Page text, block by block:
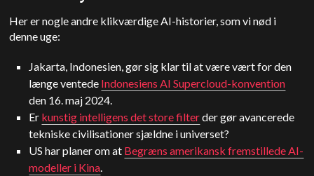
Her er nogle andre klikværdige AI-historier, som vi nød i
denne uge:
Jakarta, Indonesien, gør sig klar til at være vært for den
længe ventede Indonesiens AI Supercloud-konvention
den 16. maj 2024.
Er kunstig intelligens det store filterder gør avancerede
tekniske civilisationer sjældne i universet?
US har planer om at Begræns amerikansk fremstillede AI-
modeller i Kina.